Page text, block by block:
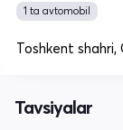
1 ta avtomobil
Toshkent
Tavsiyalar